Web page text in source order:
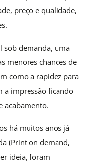
preço e qualidade,
sob demanda, uma
menores chances de
como a rapidez para
a impressão ficando
acabamento.
há muitos anos já
(Print on demand,
ideia, foram